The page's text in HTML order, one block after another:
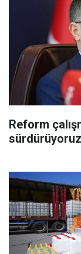
Reform
sürdürüyoruz